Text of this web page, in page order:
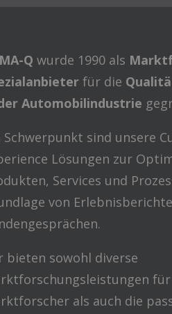
Q wurde 1990 als
für die
Automobilindustrie
Schwerpunkt sind unsere
Lösungen zur
Services und
von
bieten sowohl diverse
als auch die